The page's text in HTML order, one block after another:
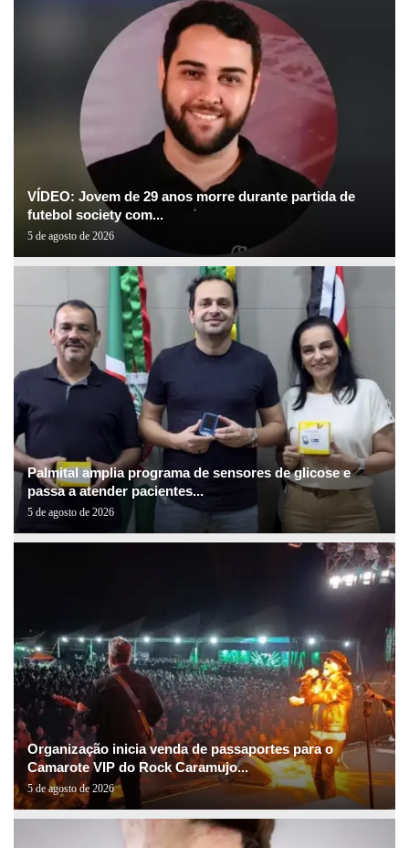
VÍDEO: Jovem de 29 anos morre durante partida de
futebol society com...
5 de agosto de 2026
Palmital amplia programa de sensores de glicose e
passa a atender pacientes...
5 de agosto de 2026
Organização inicia venda de passaportes para o
Camarote VIP do Rock Caramujo...
5 de agosto de 2026